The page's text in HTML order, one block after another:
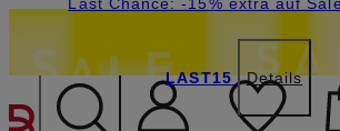
ZUM
LAST15 Details